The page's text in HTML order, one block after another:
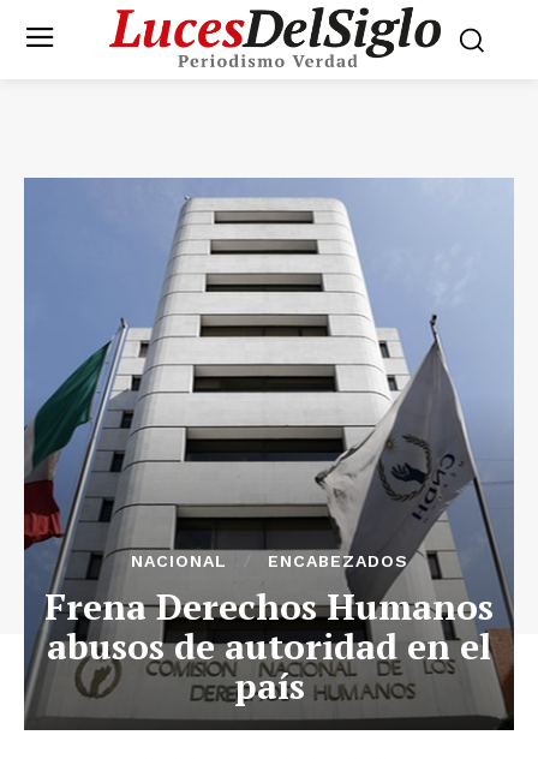
NACIONAL ENCABEZADOS
Frena Derechos Humanos
abusos de autoridad en el
país